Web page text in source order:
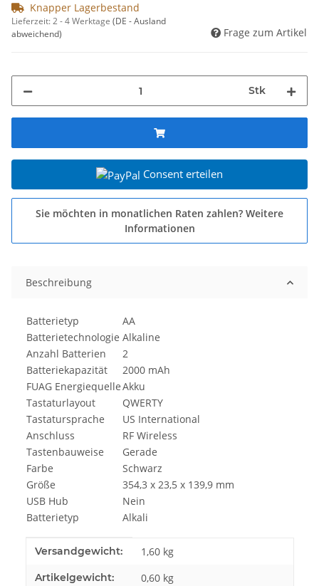
Knapper Lagerbestand
Lieferzeit:2 - 4 Werktage (DE - Ausland
abweichend)
Frage zum Artikel
Stk
Consent erteilen
Sie möchten in monatlichen Raten zahlen? Weitere
Informationen
Beschreibung
Batterietyp
AA
Batterietechnologie Alkaline
Anzahl Batterien
2
Batteriekapazität
2000 mAh
FUAG EnergiequelleAkku
Tastaturlayout
QWERTY
Tastatursprache
US International
Anschluss
RF Wireless
Tastenbauweise
Gerade
Farbe
Schwarz
Größe
354,3 x 23,5 x 139,9 mm
USB Hub
Nein
Batterietyp
Alkali
Produkteigenschaft
Wert
Versandgewicht: 1,60 kg
Artikelgewicht: 0,60 kg